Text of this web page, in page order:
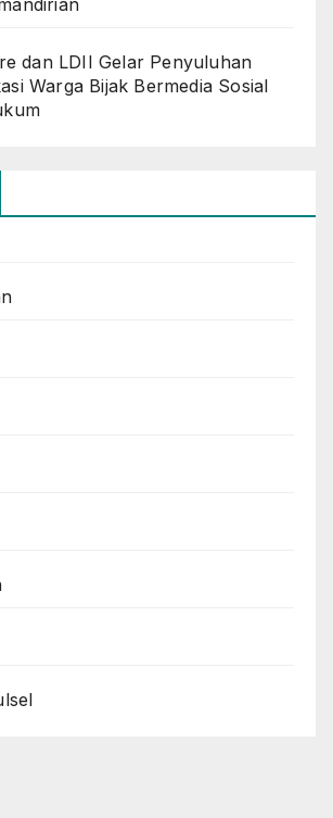
dan LDII Gelar Penyuluhan
Warga Bijak Bermedia Sosial